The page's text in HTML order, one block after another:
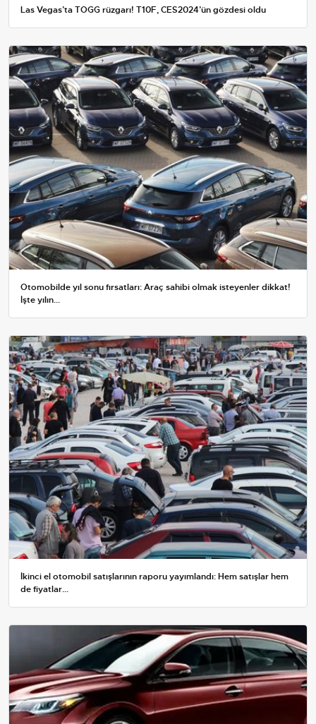
Las Vegas’ta TOGG rüzgarı! T10F, CES2024’ün gözdesi oldu
Otomobilde yıl sonu fırsatları: Araç sahibi olmak isteyenler dikkat!
İşte yılın...
İkinci el otomobil satışlarının raporu yayımlandı: Hem satışlar hem
de fiyatlar...